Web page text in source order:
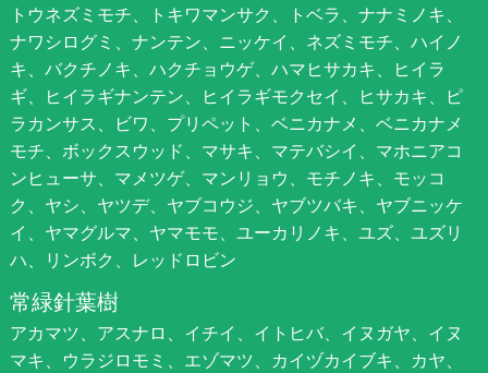
トウネズミモチ、トキワマンサク、トベラ、ナナミノキ、
ナワシログミ、ナンテン、ニッケイ、ネズミモチ、ハイノ
キ、バクチノキ、ハクチョウゲ、ハマヒサカキ、ヒイラ
ギ、ヒイラギナンテン、ヒイラギモクセイ、ヒサカキ、ピ
ラカンサス、ビワ、プリペット、ベニカナメ、ベニカナメ
モチ、ボックスウッド、マサキ、マテバシイ、マホニアコ
ンヒューサ、マメツゲ、マンリョウ、モチノキ、モッコ
ク、ヤシ、ヤツデ、ヤブコウジ、ヤブツバキ、ヤブニッケ
イ、ヤマグルマ、ヤマモモ、ユーカリノキ、ユズ、ユズリ
ハ、リンボク、レッドロビン
常緑針葉樹
アカマツ、アスナロ、イチイ、イトヒバ、イヌガヤ、イヌ
マキ、ウラジロモミ、エゾマツ、カイヅカイブキ、カヤ、